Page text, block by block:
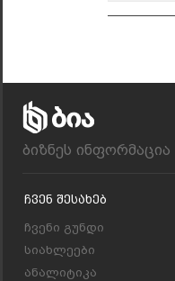
ბიზნეს ინფორმაცია
Ჩვენ Შესახებ
ჩვენი გუნდი
სიახლეები
ანალიტიკა